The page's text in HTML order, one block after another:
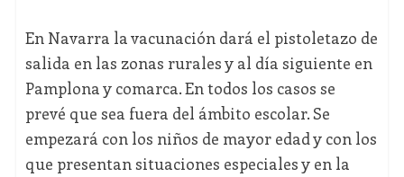
En Navarra la vacunación dará el pistoletazo de
salida en las zonas rurales y al día siguiente en
Pamplona y comarca. En todos los casos se
prevé que sea fuera del ámbito escolar. Se
empezará con los niños de mayor edad y con los
que presentan situaciones especiales y en la